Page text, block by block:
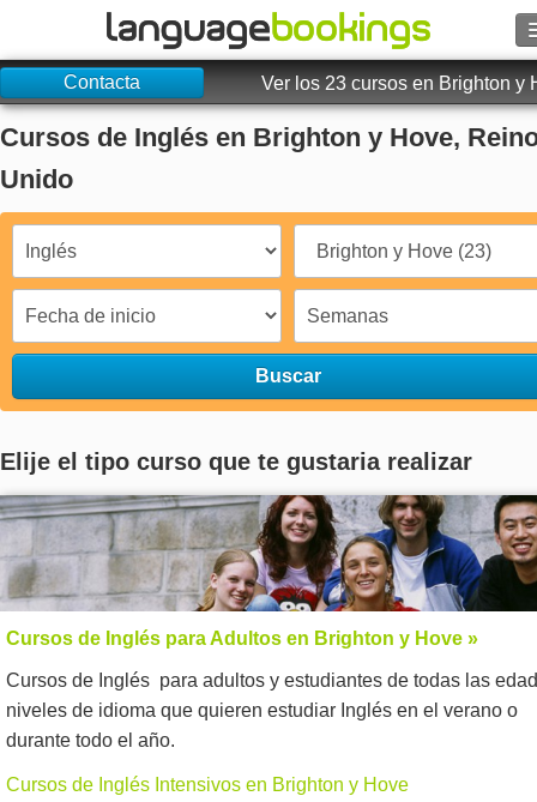
Buscar
Contacto
Identifícate
Ayuda
Idioma
Contacta Ver los 23 cursos en Brighton y
Cursos de Inglés en Brighton y Hove,
Unido
Buscar
Elije el tipo curso que te gustaria realizar
Cursos de Inglés para Adultos en Brighton y Hove »
Cursos de Inglés para adultos y estudiantes de todas las
niveles de idioma que quieren estudiar Inglés en el verano o
durante todo el año.
Cursos de Inglés Intensivos en Brighton y Hove